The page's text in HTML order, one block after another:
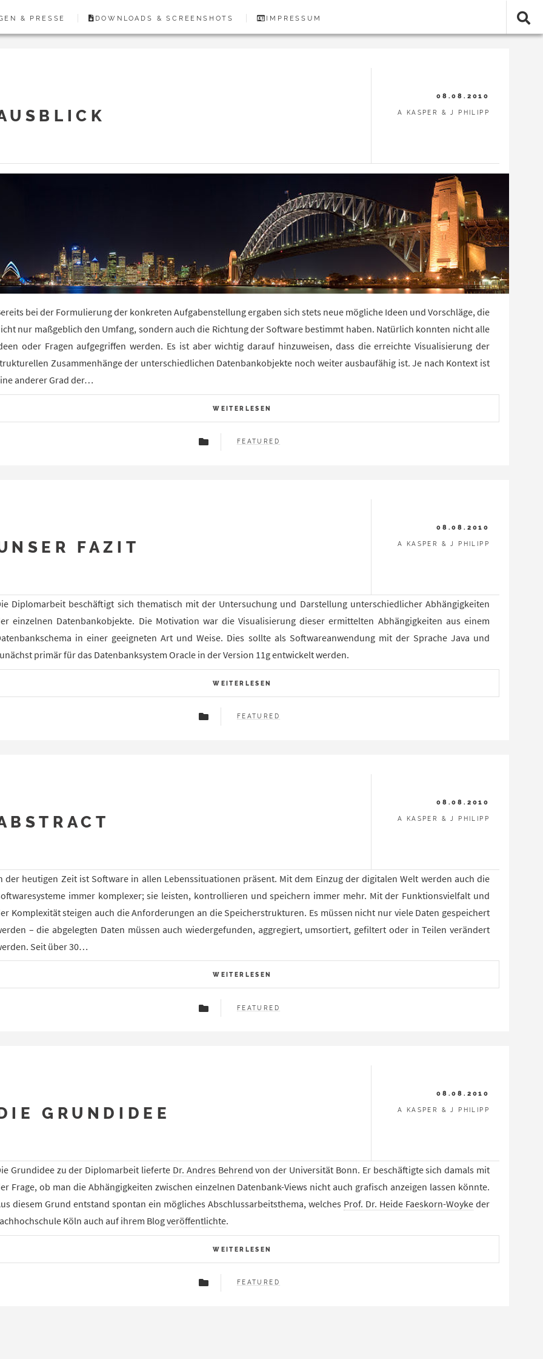
& PRESSE DOWNLOADS & SCREENSHOTS IMPRESSUM
08.08.2010
A KASPER & J PHILIPP
bei der Formulierung der konkreten Aufgabenstellung ergaben sich stets neue mögliche Ideen und Vorschläge, die
nur maßgeblich den Umfang, sondern auch die Richtung der Software bestimmt haben. Natürlich konnten nicht alle
oder Fragen aufgegriffen werden. Es ist aber wichtig darauf hinzuweisen, dass die erreichte Visualisierung der
Zusammenhänge der unterschiedlichen Datenbankobjekte noch weiter ausbaufähig ist. Je nach Kontext ist
anderer Grad der…
WEITERLESEN
FEATURED
FAZIT
08.08.2010
A KASPER & J PHILIPP
Diplomarbeit beschäftigt sich thematisch mit der Untersuchung und Darstellung unterschiedlicher Abhängigkeiten
einzelnen Datenbankobjekte. Die Motivation war die Visualisierung dieser ermittelten Abhängigkeiten aus einem
in einer geeigneten Art und Weise. Dies sollte als Softwareanwendung mit der Sprache Java und
primär für das Datenbanksystem Oracle in der Version 11g entwickelt werden.
WEITERLESEN
FEATURED
08.08.2010
A KASPER & J PHILIPP
der heutigen Zeit ist Software in allen Lebenssituationen präsent. Mit dem Einzug der digitalen Welt werden auch die
immer komplexer; sie leisten, kontrollieren und speichern immer mehr. Mit der Funktionsvielfalt und
Komplexität steigen auch die Anforderungen an die Speicherstrukturen. Es müssen nicht nur viele Daten gespeichert
– die abgelegten Daten müssen auch wiedergefunden, aggregiert, umsortiert, gefiltert oder in Teilen verändert
Seit über 30…
WEITERLESEN
FEATURED
GRUNDIDEE
08.08.2010
A KASPER & J PHILIPP
Grundidee zu der Diplomarbeit lieferte Dr. Andres Behrend von der Universität Bonn. Er beschäftigte sich damals mit
Frage, ob man die Abhängigkeiten zwischen einzelnen Datenbank-Views nicht auch grafisch anzeigen lassen könnte.
diesem Grund entstand spontan ein mögliches Abschlussarbeitsthema, welches Prof. Dr. Heide Faeskorn-Woyke der
Köln auch auf ihrem Blogveröffentlichte.
WEITERLESEN
FEATURED